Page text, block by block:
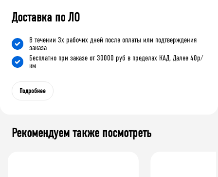
Доставка по ЛО
В течении 3х рабочих дней после оплаты или подтверждения
заказа
Бесплатно при заказе от 30000 руб в пределах КАД. Далее 40р/
км
Подробнее
Рекомендуем также посмотреть